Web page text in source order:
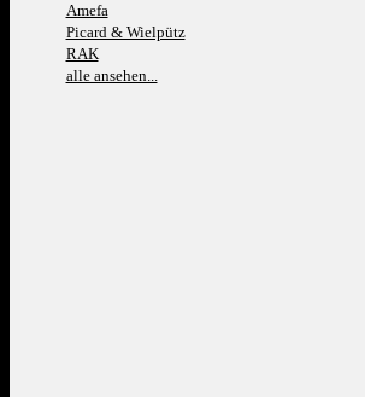
Amefa
Picard & Wielpütz
RAK
alle ansehen...